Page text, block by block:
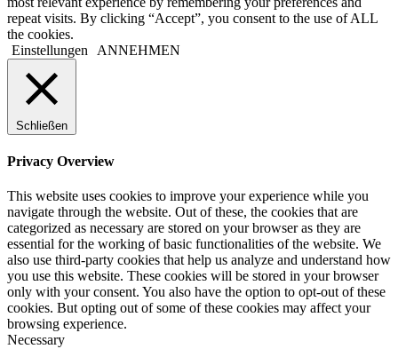
repeat visits. By clicking “Accept”, you consent to the use of ALL
the cookies.
Einstellungen
ANNEHMEN
Schließen
Privacy Overview
This website uses cookies to improve your experience while you
navigate through the website. Out of these, the cookies that are
categorized as necessary are stored on your browser as they are
essential for the working of basic functionalities of the website. We
also use third-party cookies that help us analyze and understand how
you use this website. These cookies will be stored in your browser
only with your consent. You also have the option to opt-out of these
cookies. But opting out of some of these cookies may affect your
browsing experience.
Necessary